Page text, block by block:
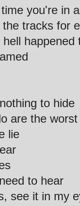
you're in
tracks for
happened
to hide
are the
lie
to hear
see it in my